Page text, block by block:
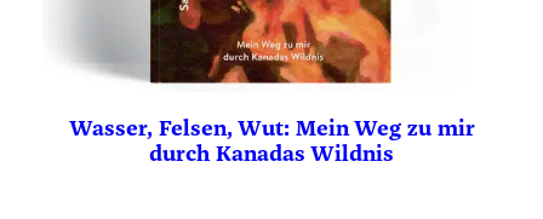
Wasser, Felsen, Wut: Mein Weg zu mir
durch Kanadas Wildnis